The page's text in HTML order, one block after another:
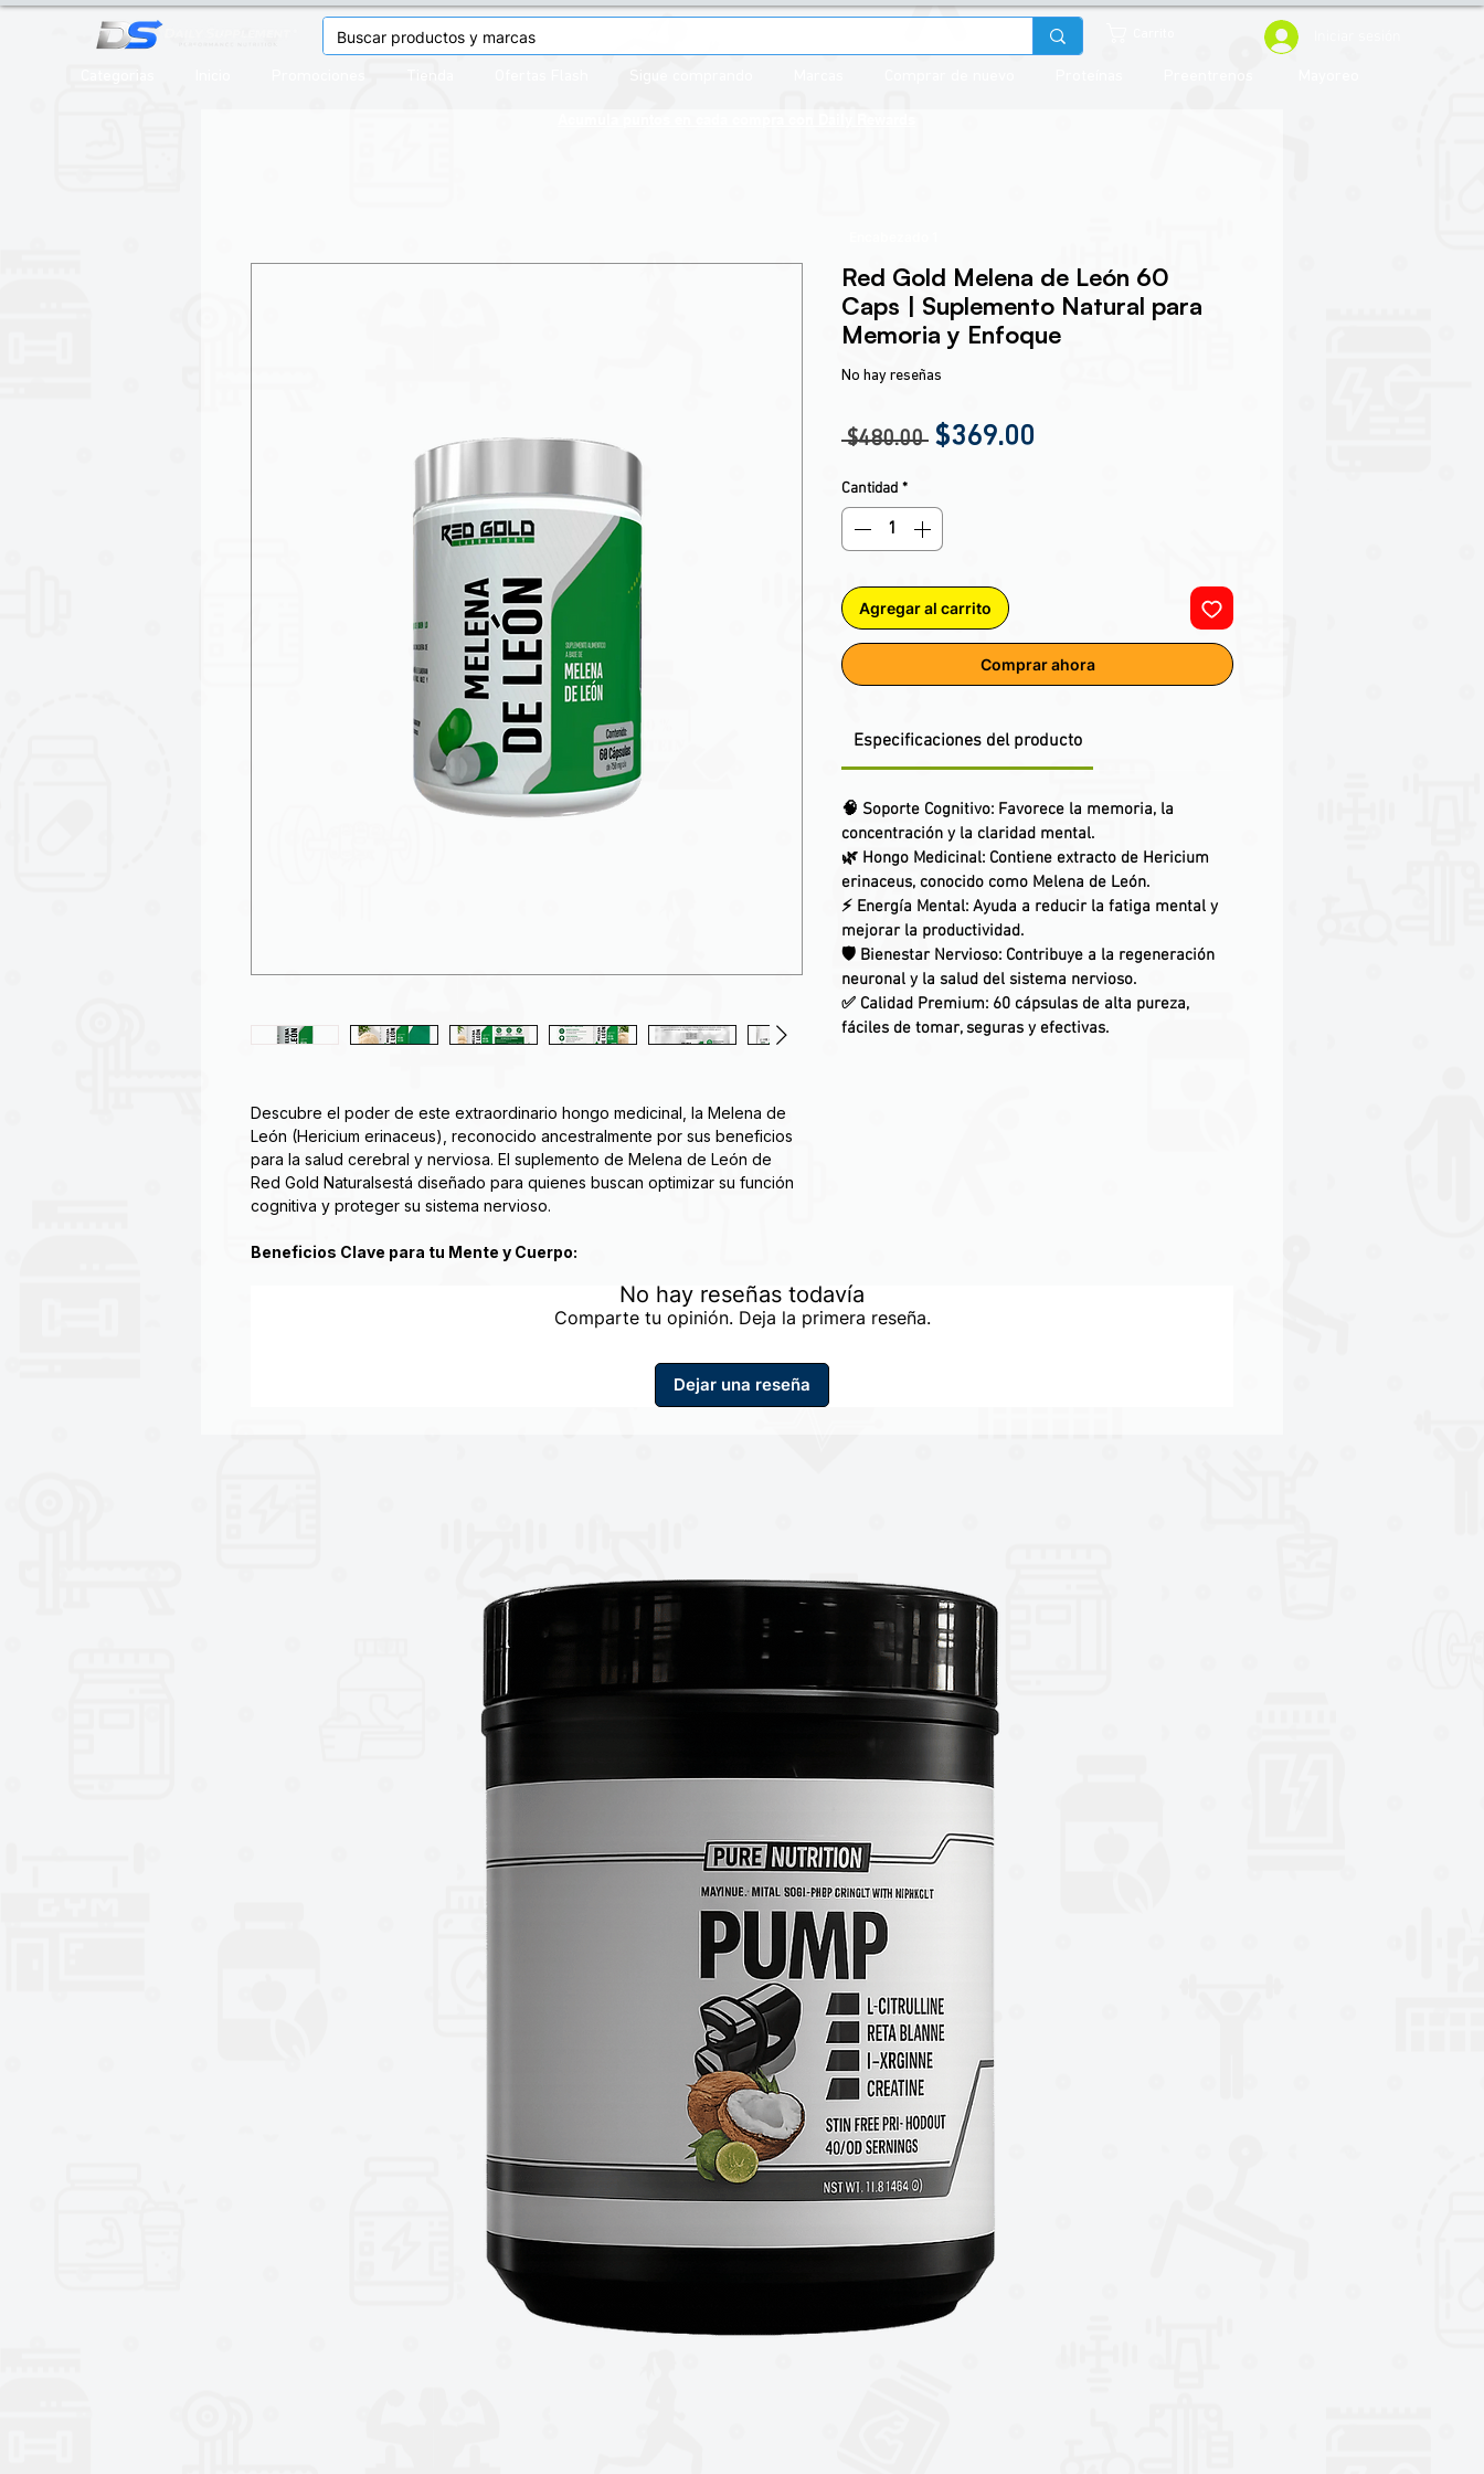
Descubre el poder de este extraordinario hongo medicinal, la Melena de
León (Hericium erinaceus), reconocido ancestralmente por sus beneficios
para la salud cerebral y nerviosa. El suplemento de Melena de León de
Red Gold Naturalsestá diseñado para quienes buscan optimizar su función
cognitiva y proteger su sistema nervioso.
Beneficios Clave para tu Mente y Cuerpo:
estudiada por su capacidad para estimular la producción de Factores
de Crecimiento Nervioso (NGF), esenciales para el crecimiento,
en una mejora del enfoque, la memoria y la claridad mental.
Protección Neuronal: Sus compuestos bioactivos, como las hericenonas
León también se ha utilizado tradicionalmente para apoyar la salud del
sistema digestivo, contribuyendo al equilibrio de la microbiota intestinal.
Cada envase contiene 60 cápsulas de 750mg, ofreciéndote una forma
práctica y potente de integrar este hongo milenario en tu rutina diaria.
¡Confía en Red Gold Naturals para un suplemento de Melena de León de
alta calidad que te ayuda a mantener una mente aguda y un bienestar
Red Gold Melena de León 60
Caps | Suplemento Natural para
Memoria y Enfoque
No hay reseñas
$480.00 Precio
$369.00
Cantidad *
Agregar al carrito
Comprar ahora
Especificaciones del producto
🧠 Soporte Cognitivo: Favorece la memoria, la
concentración y la claridad mental.
🌿 Hongo Medicinal: Contiene extracto de Hericium
erinaceus, conocido como Melena de León.
⚡ Energía Mental: Ayuda a reducir la fatiga mental y
mejorar la productividad.
🛡️ Bienestar Nervioso: Contribuye a la regeneración
neuronal y la salud del sistema nervioso.
✅ Calidad Premium: 60 cápsulas de alta pureza,
fáciles de tomar, seguras y efectivas.
No hay reseñas todavía
Comparte tu opinión. Deja la primera reseña.
Dejar una reseña